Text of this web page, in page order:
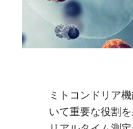
ミトコンドリア
いて重要な役割